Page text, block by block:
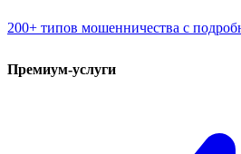
200+ типов мошенничества с
Премиум-услуги